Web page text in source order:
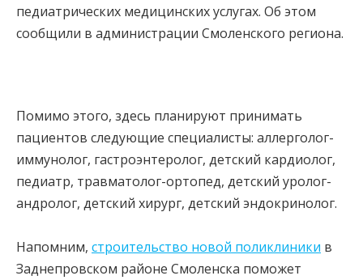
педиатрических медицинских услугах. Об этом
сообщили в администрации Смоленского региона.
Помимо этого, здесь планируют принимать
пациентов следующие специалисты: аллерголог-
иммунолог, гастроэнтеролог, детский кардиолог,
педиатр, травматолог-ортопед, детский уролог-
андролог, детский хирург, детский эндокринолог.
Напомним, строительство новой поликлиники в
Заднепровском районе Смоленска поможет